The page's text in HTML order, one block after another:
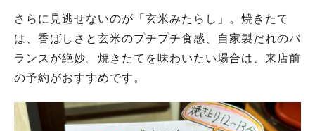
さらに見逃せないのが「玄米みたらし」。焼きたて
は、香ばしさと玄米のプチプチ食感、自家製だれのバ
ランスが絶妙。焼きたてを味わいたい場合は、来店前
の予約がおすすめです。